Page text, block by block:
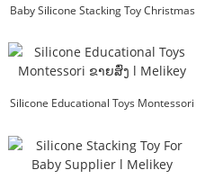
Baby Silicone Stacking Toy Christmas
Silicone Educational Toys Montessori